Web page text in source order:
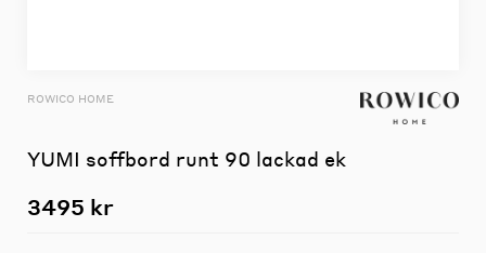
ROWICO HOME
YUMI soffbord runt 90 lackad ek
3495 kr